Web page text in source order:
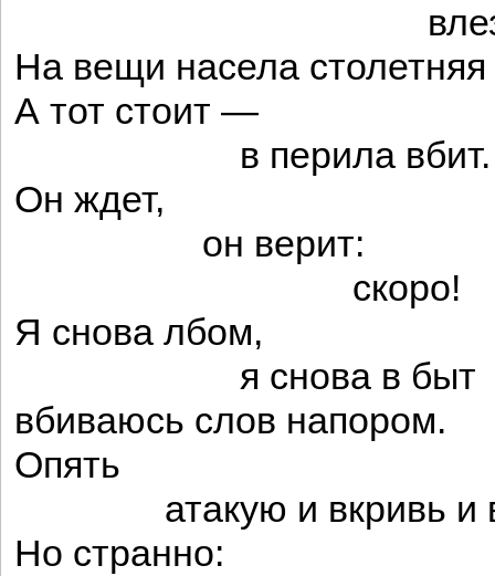
влезли
На вещи насела
А тот стоит —
в перила вбит.
Он ждет,
он верит:
скоро!
Я снова лбом,
я снова в быт
вбиваюсь слов напором.
Опять
атакую и вкривь и
Но странно: